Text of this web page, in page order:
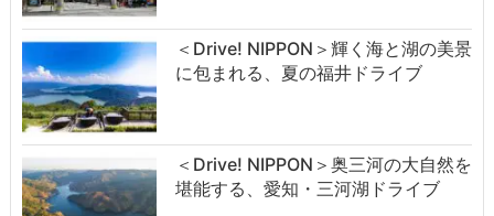
＜Drive! NIPPON＞輝く海と湖の美景
に包まれる、夏の福井ドライブ
＜Drive! NIPPON＞奥三河の大自然を
堪能する、愛知・三河湖ドライブ